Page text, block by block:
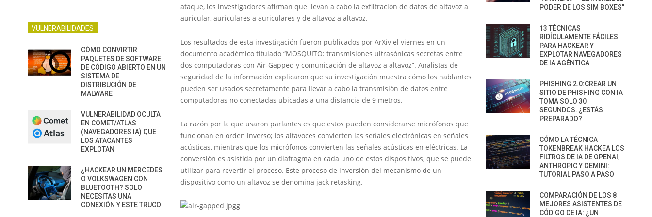
ataque, los investigadores afirman que llevan a cabo la exfiltración de datos de altavoz a
auricular, auriculares a auriculares y de altavoz a altavoz.
Los resultados de esta investigación fueron publicados por ArXiv el viernes en un
documento académico titulado “MOSQUITO: transmisiones ultrasónicas secretas entre
dos computadoras con Air-Gapped y comunicación de altavoz a altavoz”. Analistas de
seguridad de la información explicaron que su investigación muestra cómo los hablantes
pueden ser usados secretamente para llevar a cabo la transmisión de datos entre
computadoras no conectadas ubicadas a una distancia de 9 metros.
La razón por la que usaron parlantes es que estos pueden considerarse micrófonos que
funcionan en orden inverso; los altavoces convierten las señales electrónicas en señales
acústicas, mientras que los micrófonos convierten las señales acústicas en eléctricas. La
conversión es asistida por un diafragma en cada uno de estos dispositivos, que se puede
utilizar para revertir el proceso. Este proceso de inversión del mecanismo de un
dispositivo como un altavoz se denomina jack retasking.
VULNERABILIDADES
CÓMO CONVIRTIR
PAQUETES DE SOFTWARE
DE CÓDIGO ABIERTO EN UN
SISTEMA DE
DISTRIBUCIÓN DE
MALWARE
VULNERABILIDAD OCULTA
EN COMET/ATLAS
(NAVEGADORES IA) QUE
LOS ATACANTES
EXPLOTAN
¿HACKEAR UN MERCEDES
O VOLKSWAGEN CON
BLUETOOTH? SOLO
NECESITAS UNA
CONEXIÓN Y ESTE TRUCO
PODER DE LOS SIM BOXES”
13 TÉCNICAS
RIDÍCULAMENTE FÁCILES
PARA HACKEAR Y
EXPLOTAR NAVEGADORES
DE IA AGÉNTICA
PHISHING 2.0:CREAR UN
SITIO DE PHISHING CON IA
TOMA SOLO 30
SEGUNDOS. ¿ESTÁS
PREPARADO?
CÓMO LA TÉCNICA
TOKENBREAK HACKEA LOS
FILTROS DE IA DE OPENAI,
ANTHROPIC Y GEMINI:
TUTORIAL PASO A PASO
COMPARACIÓN DE LOS 8
MEJORES ASISTENTES DE
CÓDIGO DE IA: ¿UN